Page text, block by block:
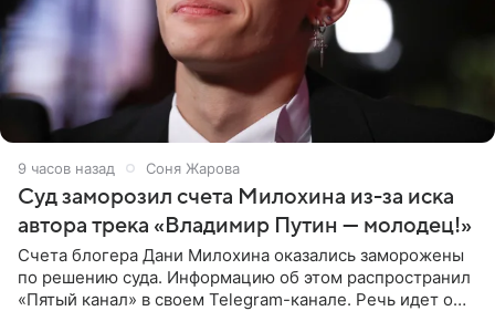
9 часов назад Соня Жарова
Суд заморозил счета Милохина из-за иска
автора трека «Владимир Путин — молодец!»
Счета блогера Дани Милохина оказались заморожены
по решению суда. Информацию об этом распространил
«Пятый канал» в своем Telegram-канале. Речь идет о